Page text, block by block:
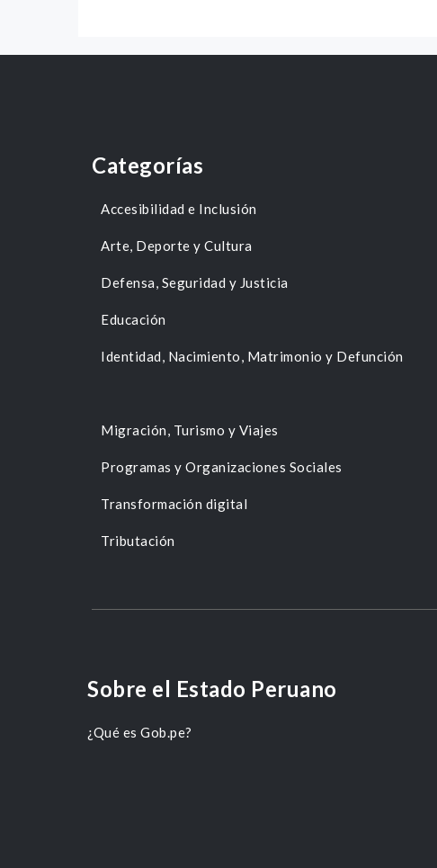
Categorías
Accesibilidad e Inclusión
Arte, Deporte y Cultura
Defensa, Seguridad y Justicia
Educación
Identidad, Nacimiento, Matrimonio y Defunción
Migración, Turismo y Viajes
Programas y Organizaciones Sociales
Transformación digital
Tributación
Sobre el Estado Peruano
¿Qué es Gob.pe?